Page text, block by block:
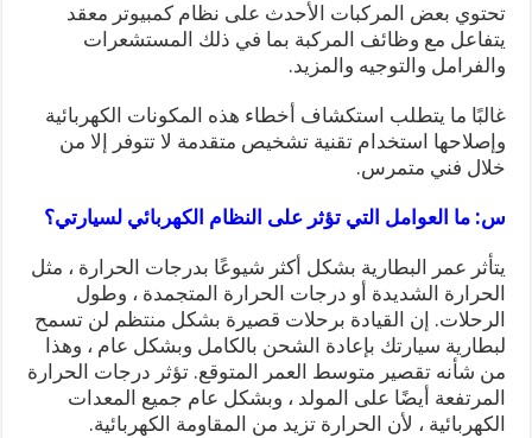
تحتوي بعض المركبات الأحدث على نظام كمبيوتر معقد
يتفاعل مع وظائف المركبة بما في ذلك المستشعرات
والفرامل والتوجيه والمزيد.
غالبًا ما يتطلب استكشاف أخطاء هذه المكونات الكهربائية
وإصلاحها استخدام تقنية تشخيص متقدمة لا تتوفر إلا من
خلال فني متمرس.
س: ما العوامل التي تؤثر على النظام الكهربائي لسيارتي؟
يتأثر عمر البطارية بشكل أكثر شيوعًا بدرجات الحرارة ، مثل
الحرارة الشديدة أو درجات الحرارة المتجمدة ، وطول
الرحلات. إن القيادة برحلات قصيرة بشكل منتظم لن تسمح
لبطارية سيارتك بإعادة الشحن بالكامل وبشكل عام ، وهذا
من شأنه تقصير متوسط ​​العمر المتوقع. تؤثر درجات الحرارة
المرتفعة أيضًا على المولد ، وبشكل عام جميع المعدات
الكهربائية ، لأن الحرارة تزيد من المقاومة الكهربائية.